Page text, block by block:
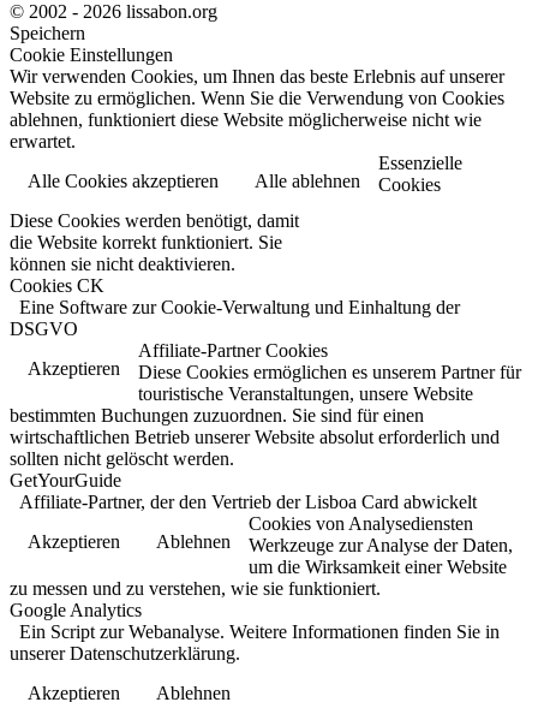
© 2002 - 2026 lissabon.org
Speichern
Cookie Einstellungen
Wir verwenden Cookies, um Ihnen das beste Erlebnis auf unserer
Website zu ermöglichen. Wenn Sie die Verwendung von Cookies
ablehnen, funktioniert diese Website möglicherweise nicht wie
erwartet.
Alle Cookies akzeptieren
Alle ablehnen
Essenzielle
Cookies
Diese Cookies werden benötigt, damit
die Website korrekt funktioniert. Sie
können sie nicht deaktivieren.
Cookies CK
Eine Software zur Cookie-Verwaltung und Einhaltung der
DSGVO
Akzeptieren
Affiliate-Partner Cookies
Diese Cookies ermöglichen es unserem Partner für
touristische Veranstaltungen, unsere Website
bestimmten Buchungen zuzuordnen. Sie sind für einen
wirtschaftlichen Betrieb unserer Website absolut erforderlich und
sollten nicht gelöscht werden.
GetYourGuide
Affiliate-Partner, der den Vertrieb der Lisboa Card abwickelt
Akzeptieren
Ablehnen
Cookies von Analysediensten
Werkzeuge zur Analyse der Daten,
um die Wirksamkeit einer Website
zu messen und zu verstehen, wie sie funktioniert.
Google Analytics
Ein Script zur Webanalyse. Weitere Informationen finden Sie in
unserer Datenschutzerklärung.
Akzeptieren
Ablehnen